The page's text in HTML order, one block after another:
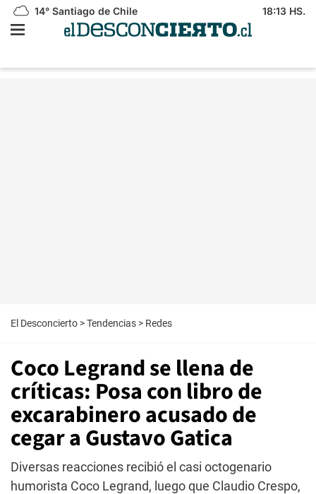
14° Santiago de Chile 18:13 HS.
El Desconcierto >Tendencias > Redes
Coco Legrand se llena de
críticas: Posa con libro de
excarabinero acusado de
cegar a Gustavo Gatica
Diversas reacciones recibió el casi octogenario
humorista Coco Legrand, luego que Claudio Crespo,